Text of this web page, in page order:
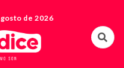
de 2026